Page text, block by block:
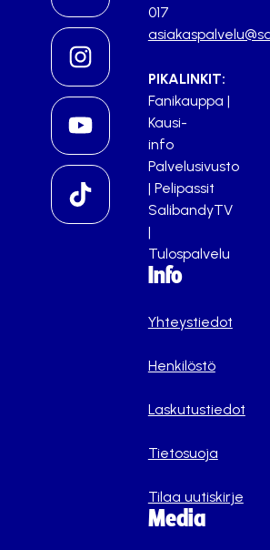
017
PIKALINKIT:
Fanikauppa |
Kausi-
info
Palvelusivusto
| Pelipassit
SalibandyTV
|
Tulospalvelu
Info
Yhteystiedot
Henkilöstö
Laskutustiedot
Tietosuoja
Tilaa uutiskirje
Media